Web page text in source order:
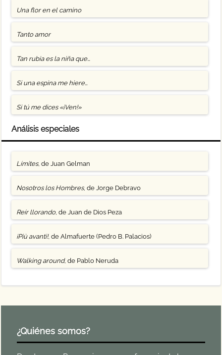
Una flor en el camino
Tanto amor
Tan rubia es la niña que…
Si una espina me hiere…
Si tú me dices «¡Ven!»
Análisis especiales
Límites, de Juan Gelman
Nosotros los Hombres, de Jorge Debravo
Reír llorando, de Juan de Dios Peza
¡Più avanti!, de Almafuerte (Pedro B. Palacios)
Walking around, de Pablo Neruda
¿Quiénes somos?